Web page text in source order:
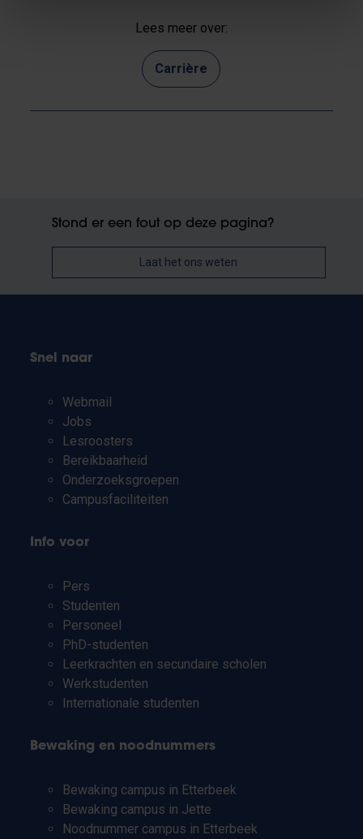
Lees meer over:
Carrière
Stond er een fout op deze pagina?
Laat het ons weten
Snel naar
Webmail
Jobs
Lesroosters
Bereikbaarheid
Onderzoeksgroepen
Campusfaciliteiten
Info voor
Pers
Studenten
Personeel
PhD-studenten
Leerkrachten en secundaire scholen
Werkstudenten
Internationale studenten
Bewaking en noodnummers
Bewaking campus in Etterbeek
Bewaking campus in Jette
Noodnummer campus in Etterbeek